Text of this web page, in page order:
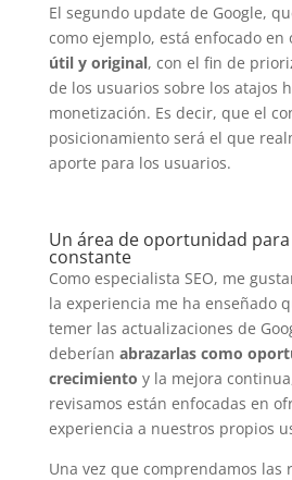
El segundo update de Google,
como ejemplo, está enfocado en
útil y original, con el fin de
de los usuarios sobre los atajos
monetización. Es decir, que el
posicionamiento será el que
aporte para los usuarios.
Un área de oportunidad
constante
Como especialista SEO, me
la experiencia me ha enseñado
temer las actualizaciones de
deberían abrazarlas como
crecimiento y la mejora
revisamos están enfocadas en
experiencia a nuestros propios
Una vez que comprendamos las